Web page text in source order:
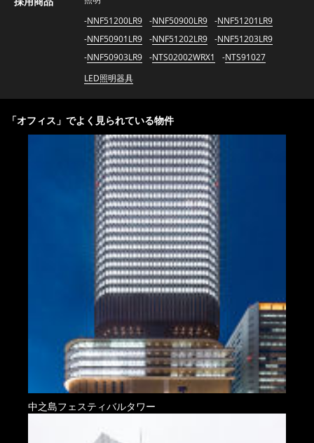
NNF51200LR9
NNF50900LR9
NNF51201LR9
NNF50901LR9
NNF51202LR9
NNF51203LR9
NNF50903LR9
NTS02002WRX1
NTS91027
LED照明器具
「オフィス 」でよく見られている物件
中之島フェスティバルタワー